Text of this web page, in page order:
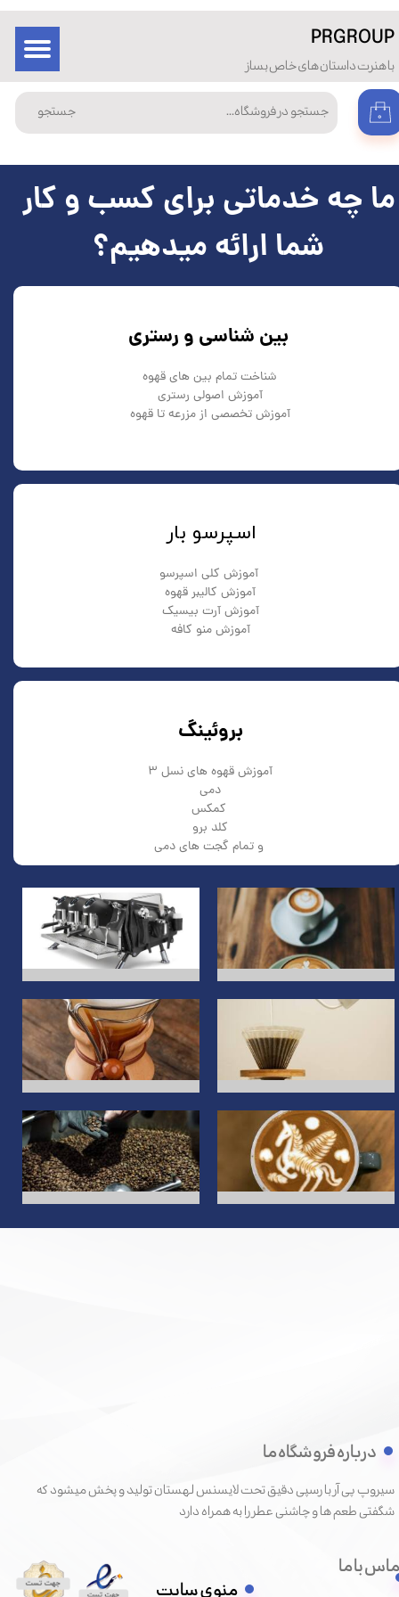
جستجو ۰
حساب کاربری من
تغییر گذر واژه
سفارشات
خروج از حساب کاربری
​PRGROUP
با هنرت داستان های خاص بساز
ما چه خدماتی برای کسب و کار
شما ارائه میدهیم؟
​اسپرسو بار
آموزش کلی اسپرسو
آموزش کالیبر قهوه
آموزش آرت بیسیک
​​​​​​​آموزش منو کافه
بروئینگ
آموزش قهوه های نسل 3
دمی
کمکس
کلد برو
​​​​​​​و تمام گجت های دمی
بین شناسی و رستری
شناخت تمام بین های قهوه
آموزش اصولی رستری
آموزش تخصصی از مزرعه تا قهوه
درباره فروشگاه ما
سیروپ پی آر با رسپی دقیق تحت لایسنس لهستان تولید و پخش میشود که
شگفتی طعم ها و چاشنی عطر را به همراه دارد
با ما